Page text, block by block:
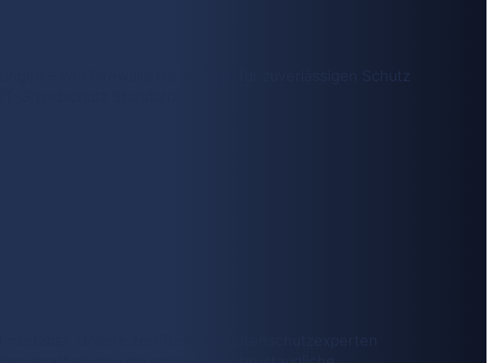
– von Firewalls bis Backup, für zuverlässigen Schutz
Unsere zertifizierten Datenschutzexperten